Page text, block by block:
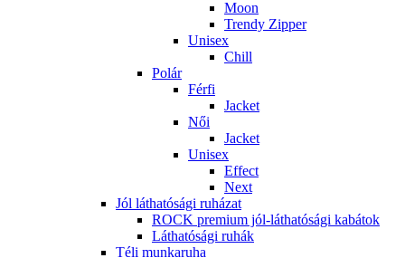
Moon
Trendy Zipper
Unisex
Chill
Polár
Férfi
Jacket
Női
Jacket
Unisex
Effect
Next
Jól láthatósági ruházat
ROCK premium jól-láthatósági kabátok
Láthatósági ruhák
Téli munkaruha